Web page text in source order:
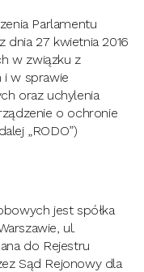
Parlamentu
dnia 27 kwietnia 2016
w związku z
i w sprawie
oraz uchylenia
o ochronie
„RODO”)
jest spółka
ul.
do Rejestru
Sąd Rejonowy dla